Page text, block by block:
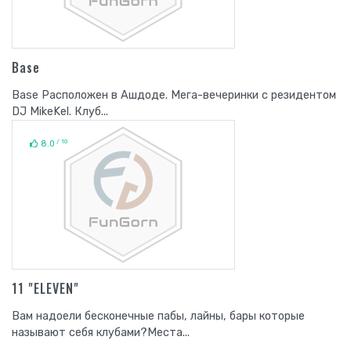
Base
Base Расположен в Ашдоде. Мега-вечеринки с резидентом
DJ MikeKel. Клуб...
8.0 / 10
11 "ELEVEN"
Вам надоели бесконечные пабы, лайны, бары которые
называют себя клубами?Места...